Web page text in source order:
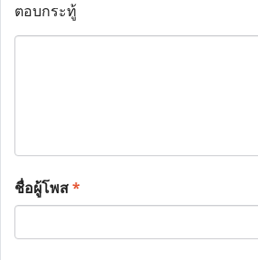
ตอบกระทู้
ชื่อผู้โพส*